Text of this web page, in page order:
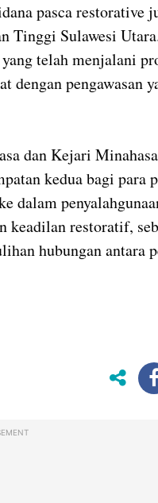
pasca restorative
Tinggi Sulawesi
telah menjalani
dengan pengawasan
dan Kejari
kedua bagi para
dalam
keadilan restoratif,
hubungan antara